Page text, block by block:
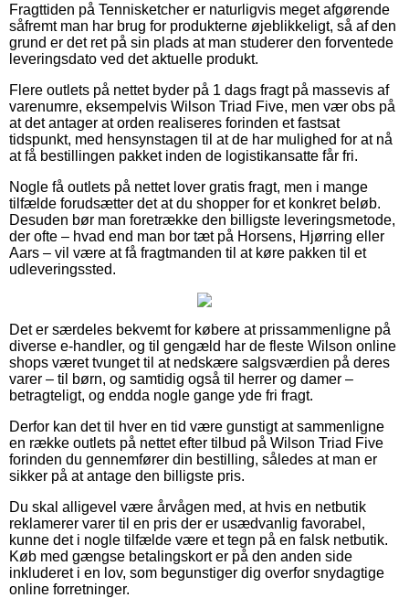
Fragttiden på Tennisketcher er naturligvis meget afgørende
såfremt man har brug for produkterne øjeblikkeligt, så af den
grund er det ret på sin plads at man studerer den forventede
leveringsdato ved det aktuelle produkt.
Flere outlets på nettet byder på 1 dags fragt på massevis af
varenumre, eksempelvis Wilson Triad Five, men vær obs på
at det antager at orden realiseres forinden et fastsat
tidspunkt, med hensynstagen til at de har mulighed for at nå
at få bestillingen pakket inden de logistikansatte får fri.
Nogle få outlets på nettet lover gratis fragt, men i mange
tilfælde forudsætter det at du shopper for et konkret beløb.
Desuden bør man foretrække den billigste leveringsmetode,
der ofte – hvad end man bor tæt på Horsens, Hjørring eller
Aars – vil være at få fragtmanden til at køre pakken til et
udleveringssted.
Det er særdeles bekvemt for købere at prissammenligne på
diverse e-handler, og til gengæld har de fleste Wilson online
shops været tvunget til at nedskære salgsværdien på deres
varer – til børn, og samtidig også til herrer og damer –
betragteligt, og endda nogle gange yde fri fragt.
Derfor kan det til hver en tid være gunstigt at sammenligne
en række outlets på nettet efter tilbud på Wilson Triad Five
forinden du gennemfører din bestilling, således at man er
sikker på at antage den billigste pris.
Du skal alligevel være årvågen med, at hvis en netbutik
reklamerer varer til en pris der er usædvanlig favorabel,
kunne det i nogle tilfælde være et tegn på en falsk netbutik.
Køb med gængse betalingskort er på den anden side
inkluderet i en lov, som begunstiger dig overfor snydagtige
online forretninger.